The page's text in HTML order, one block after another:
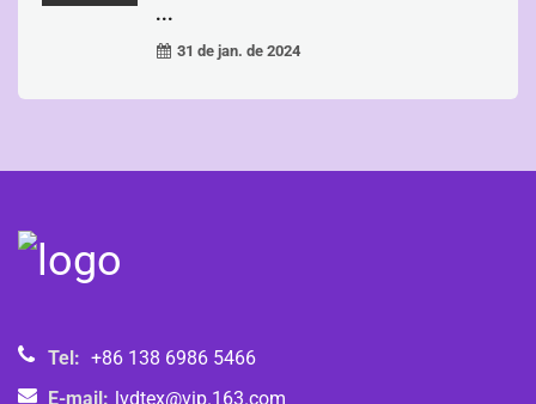
...
31 de jan. de 2024
Tel: +86 138 6986 5466
E-mail: lvdtex@vip.163.com